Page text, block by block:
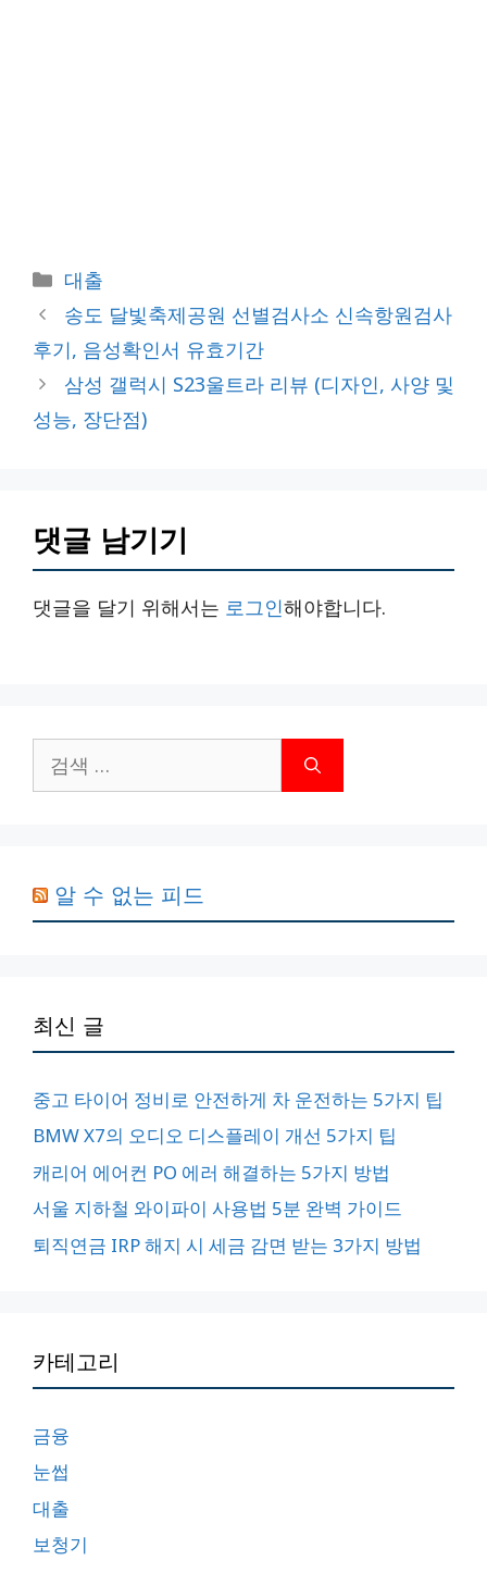
카
테
고
리
대출
송도 달빛축제공원 선별검사소 신속항원검사
후기, 음성확인서 유효기간
삼성 갤럭시 S23울트라 리뷰 (디자인, 사양 및
성능, 장단점)
댓글 남기기
댓글을 달기 위해서는 로그인해야합니다.
색:
알 수 없는 피드
최신 글
중고 타이어 정비로 안전하게 차 운전하는 5가지 팁
BMW X7의 오디오 디스플레이 개선 5가지 팁
캐리어 에어컨 PO 에러 해결하는 5가지 방법
서울 지하철 와이파이 사용법 5분 완벽 가이드
퇴직연금 IRP 해지 시 세금 감면 받는 3가지 방법
카테고리
금융
눈썹
대출
보청기